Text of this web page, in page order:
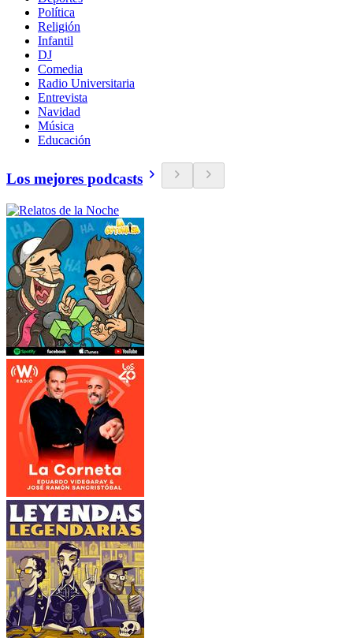
Política
Religión
Infantil
DJ
Comedia
Radio Universitaria
Entrevista
Navidad
Música
Educación
Los mejores podcasts